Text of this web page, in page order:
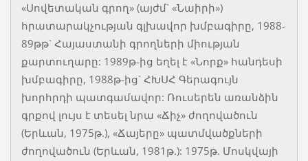
«Սովետական գրող» (այժմ` «Նաիրի»)
հրատարակչության գլխավոր խմբագիրը, 1988-
89թթ` Հայաստանի գրողների միության
քարտուղարը: 1989թ-ից եղել է «Նորք» հանդեսի
խմբագիրը, 1988թ-ից` ՀԽՍՀ Գերագույն
խորհրդի պատգամավոր: Ռուսերեն առանձին
գրքով լույս է տեսել նրա «Ճիչ» ժողովածուն
(Երևան, 1975թ.), «Ճայերը» պատմվածքների
ժողովածուն (Երևան, 1981թ.): 1975թ. Մոսկվայի